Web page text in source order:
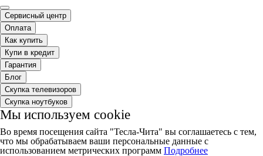
Сервисный центр
Оплата
Как купить
Купи в кредит
Гарантия
Блог
Скупка телевизоров
Скупка ноутбуков
Мы используем cookie
Во время посещения сайта "Тесла-Чита" вы соглашаетесь с тем,
что мы обрабатываем ваши персональные данные с
использованием метрических программ Подробнее